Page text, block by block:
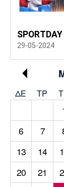
SPORTDAY
29-05-2024
ΔΕ ΤΡ
6
7
13
14
20
21